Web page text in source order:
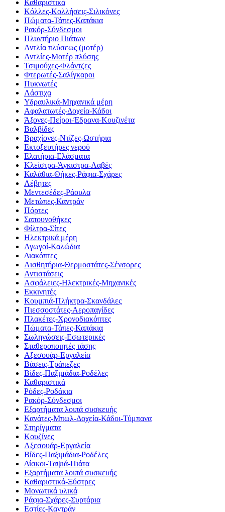
Καθαριστικά
Κόλλες-Κολλήσεις-Σιλικόνες
Πώματα-Τάπες-Καπάκια
Ρακόρ-Σύνδεσμοι
Πλυντήριο Πιάτων
Αντλία πλύσεως (μοτέρ)
Αντλίες-Μοτέρ πλύσης
Τσιμούχες-Φλάντζες
Φτερωτές-Σαλίγκαροι
Πυκνωτές
Λάστιχα
Υδραυλικά-Mηχανικά μέρη
Αφαλατωτές-Δοχεία-Κάδοι
Άξονες-Πείροι-Έδρανα-Κουζινέτα
Βαλβίδες
Βραχίονες-Ντίζες-Ωστήρια
Εκτοξευτήρες νερού
Ελατήρια-Ελάσματα
Κλείστρα-Άγκιστρα-Λαβές
Καλάθια-Θήκες-Ράφια-Σχάρες
Λέβητες
Μεντεσέδες-Ράουλα
Μετώπες-Καντράν
Πόρτες
Σαπουνοθήκες
Φίλτρα-Σίτες
Ηλεκτρικά μέρη
Αγωγοί-Καλώδια
Διακόπτες
Αισθητήρια-Θερμοστάτες-Σένσορες
Αντιστάσεις
Ασφάλειες-Ηλεκτρικές-Μηχανικές
Εκκινητές
Κουμπιά-Πλήκτρα-Σκανδάλες
Πιεσσοστάτες-Αεροπαγίδες
Πλακέτες-Χρονοδιακόπτες
Πώματα-Τάπες-Καπάκια
Σωληνώσεις-Εσωτερικές
Σταθεροποιητές τάσης
Αξεσουάρ-Εργαλεία
Βάσεις-Τράπεζες
Βίδες-Παξιμάδια-Ροδέλες
Καθαριστικά
Ρόδες-Ροδάκια
Ρακόρ-Σύνδεσμοι
Εξαρτήματα λοιπά συσκευής
Κανάτες-Μπωλ-Δοχεία-Κάδοι-Τύμπανα
Στηρίγματα
Κουζίνες
Αξεσουάρ-Εργαλεία
Βίδες-Παξιμάδια-Ροδέλες
Δίσκοι-Ταψιά-Πιάτα
Εξαρτήματα λοιπά συσκευής
Καθαριστικά-Ξύστρες
Μονωτικά υλικά
Ράφια-Σχάρες-Συρτάρια
Εστίες-Καντράν